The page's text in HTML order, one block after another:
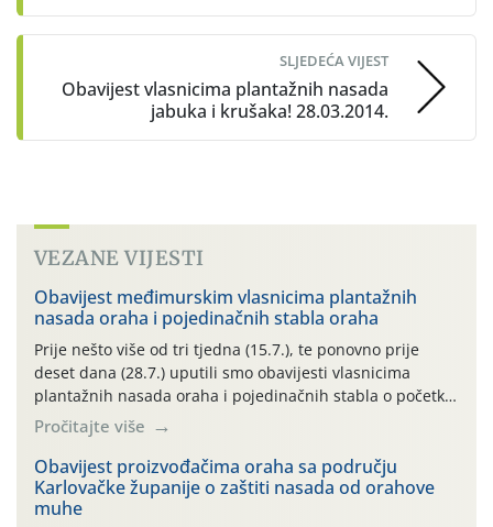
SLJEDEĆA VIJEST
Obavijest vlasnicima plantažnih nasada
jabuka i krušaka! 28.03.2014.
VEZANE VIJESTI
Obavijest međimurskim vlasnicima plantažnih
nasada oraha i pojedinačnih stabla oraha
Prije nešto više od tri tjedna (15.7.), te ponovno prije
deset dana (28.7.) uputili smo obavijesti vlasnicima
plantažnih nasada oraha i pojedinačnih stabla o početku
leta i ovogodišnjoj potrebi usmjerenog suzbijanja
orahove muhe (Rhagoletis completa)! Već dvanaest dana
traje drugi ovogodišnji “toplinski udar”, koji naročito
izražen zadnja šest dana (31.7.-05.8.), jer najviše
temperature zraka svakodnevno […]
Pročitajte više
Obavijest proizvođačima oraha sa području
Karlovačke županije o zaštiti nasada od orahove
muhe